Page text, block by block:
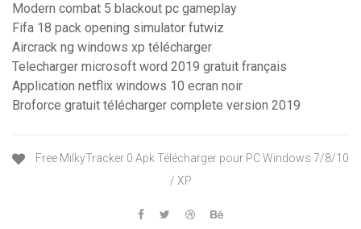
Modern combat 5 blackout pc gameplay
Fifa 18 pack opening simulator futwiz
Aircrack ng windows xp télécharger
Telecharger microsoft word 2019 gratuit français
Application netflix windows 10 ecran noir
Broforce gratuit télécharger complete version 2019
Free MilkyTracker 0 Apk Télécharger pour PC Windows 7/8/10
/ XP